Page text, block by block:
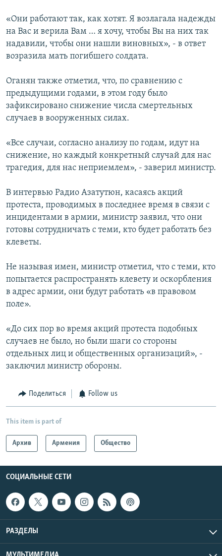
«Они работают так, как хотят. Я возлагала надежды
на Вас и верила Вам … я хочу, чтобы Вы на них так
надавили, чтобы они нашли виновных», - в ответ
возразила мать погибшего солдата.
Оганян также отметил, что, по сравнению с
предыдущими годами, в этом году было
зафиксировано снижение числа смертельных
случаев в вооруженных силах.
«Все случаи, согласно анализу по годам, идут на
снижение, но каждый конкретный случай для нас
трагедия, для нас неприемлем», - заверил министр.
В интервью Радио Азатутюн, касаясь акций
протеста, проводимых в последнее время в связи с
инцидентами в армии, министр заявил, что они
готовы сотрудничать с теми, кто будет работать без
клеветы.
Не называя имен, министр отметил, что с теми, кто
попытается распространять клевету и оскорбления
в адрес армии, они будут работать «в правовом
поле».
«До сих пор во время акций протеста подобных
случаев не было, но были шаги со стороны
отдельных лиц и общественных организаций», -
заключил министр обороны.
Поделиться Follow us
This item is part of
Архив Армения Общество
СОЦИАЛЬНЫЕ СЕТИ
РАЗДЕЛЫ